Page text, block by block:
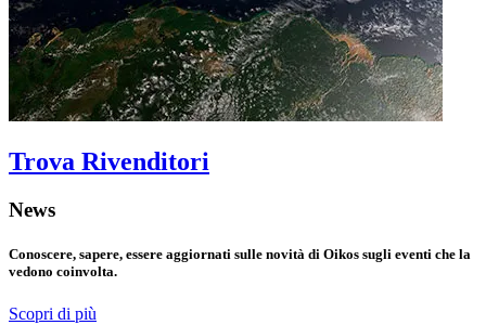
Trova Rivenditori
News
Conoscere, sapere, essere aggiornati sulle novità di Oikos sugli eventi che la
vedono coinvolta.
Scopri di più